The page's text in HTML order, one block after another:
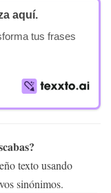
aquí.
tus frases
texto usando
sinónimos.